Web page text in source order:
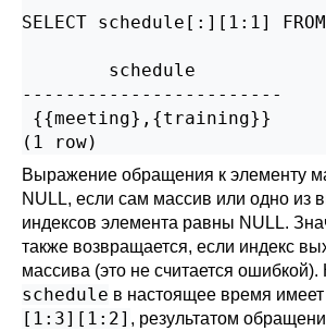
SELECT schedule[:][1:1]
        schedule
------------------------
{{meeting},{training}}
(1 row)
Выражение обращения к элементу
NULL, если сам массив или одно из
индексов элемента равны NULL.
также возвращается, если индекс
массива (это не считается
schedule в настоящее время
[1:3][1:2] , результатом